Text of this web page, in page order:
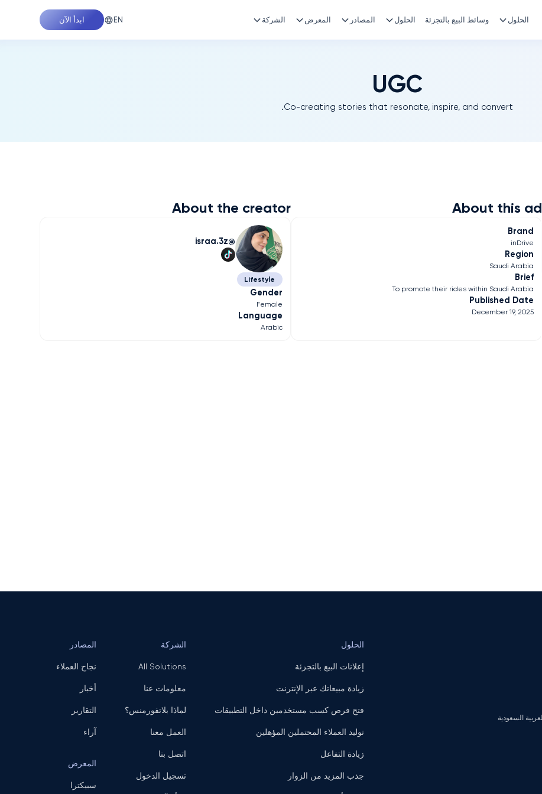
الحلول وسائط البيع بالتجزئة الحلول المصادر المعرض الشركة EN ابدأ الآن
UGC
Co-creating stories that resonate, inspire, and convert.
About this ad
Brand
inDrive
Region
Saudi Arabia
Brief
To promote their rides within Saudi Arabia
Published Date
December 19, 2025
About the creator
israa.3z
Lifestyle
Gender
Female
Language
Arabic
الحلول
إعلانات البيع بالتجزئة
زيادة مبيعاتك عبر الإنترنت
فتح فرص كسب مستخدمين داخل التطبيقات
توليد العملاء المحتملين المؤهلين
زيادة التفاعل
جذب المزيد من الزوار
الشركة
All Solutions
معلومات عنا
لماذا بلاتفورمنس؟
العمل معنا
اتصل بنا
تسجيل الدخول
المصادر
نجاح العملاء
أخبار
التقارير
آراء
المعرض
سبيكترا